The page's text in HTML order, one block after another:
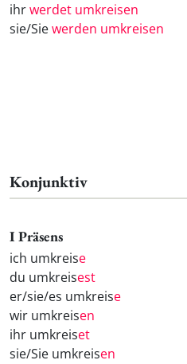
ihrwerdet umkreisen
sie/Siewerden umkreisen
Konjunktiv
I Präsens
ich umkreise
du umkreisest
er/sie/es umkreise
wir umkreisen
ihr umkreiset
sie/Sie umkreisen